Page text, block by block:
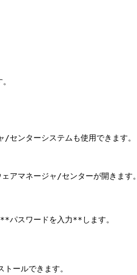
センターシステムも使用できます。
マネージャ/センターが開きます。
パスワードを入力**します。
ールできます。